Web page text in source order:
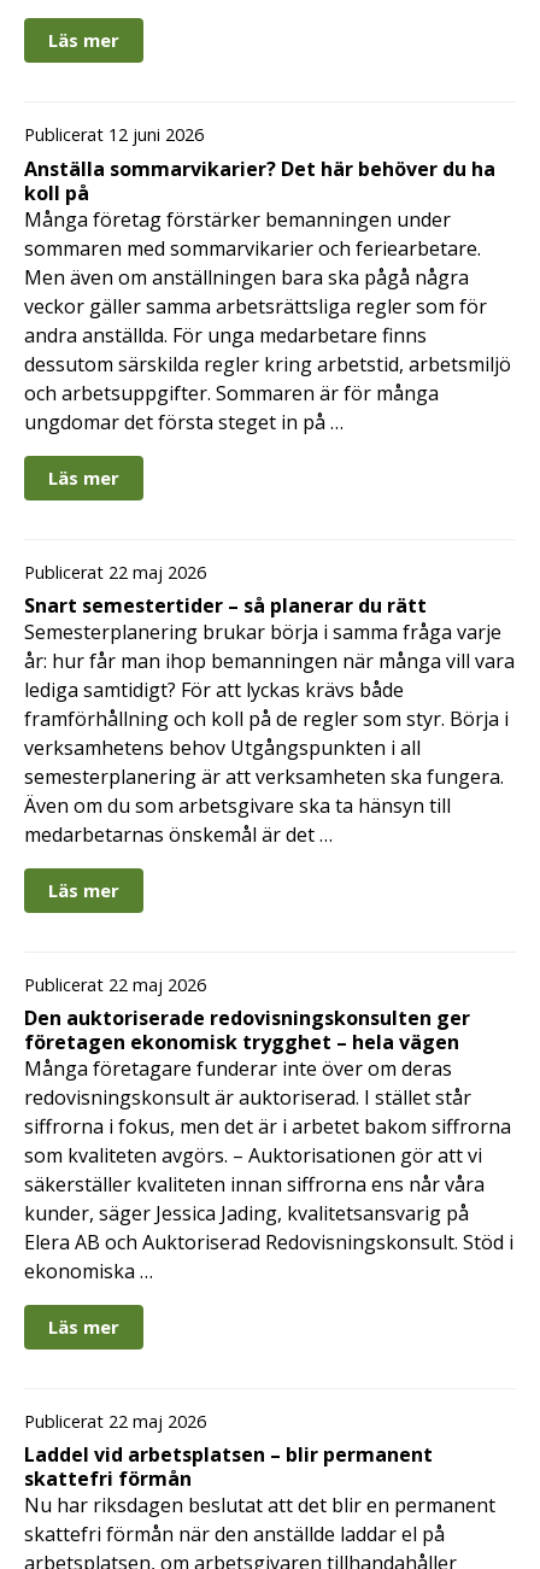
Läs mer
Publicerat 12 juni 2026
Anställa sommarvikarier? Det här behöver du ha
koll på
Många företag förstärker bemanningen under
sommaren med sommarvikarier och feriearbetare.
Men även om anställningen bara ska pågå några
veckor gäller samma arbetsrättsliga regler som för
andra anställda. För unga medarbetare finns
dessutom särskilda regler kring arbetstid, arbetsmiljö
och arbetsuppgifter. Sommaren är för många
ungdomar det första steget in på …
Läs mer
Publicerat 22 maj 2026
Snart semestertider – så planerar du rätt
Semesterplanering brukar börja i samma fråga varje
år: hur får man ihop bemanningen när många vill vara
lediga samtidigt? För att lyckas krävs både
framförhållning och koll på de regler som styr. Börja i
verksamhetens behov Utgångspunkten i all
semesterplanering är att verksamheten ska fungera.
Även om du som arbetsgivare ska ta hänsyn till
medarbetarnas önskemål är det …
Läs mer
Publicerat 22 maj 2026
Den auktoriserade redovisningskonsulten ger
företagen ekonomisk trygghet – hela vägen
Många företagare funderar inte över om deras
redovisningskonsult är auktoriserad. I stället står
siffrorna i fokus, men det är i arbetet bakom siffrorna
som kvaliteten avgörs. – Auktorisationen gör att vi
säkerställer kvaliteten innan siffrorna ens når våra
kunder, säger Jessica Jading, kvalitetsansvarig på
Elera AB och Auktoriserad Redovisningskonsult. Stöd i
ekonomiska …
Läs mer
Publicerat 22 maj 2026
Laddel vid arbetsplatsen – blir permanent
skattefri förmån
Nu har riksdagen beslutat att det blir en permanent
skattefri förmån när den anställde laddar el på
arbetsplatsen, om arbetsgivaren tillhandahåller